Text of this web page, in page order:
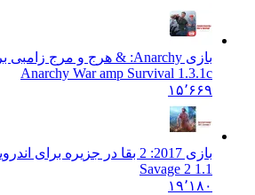
Anarchy War amp Survival 1.3.1c
۱۵٬۶۶۹
Savage 2 1.1
۱۹٬۱۸۰